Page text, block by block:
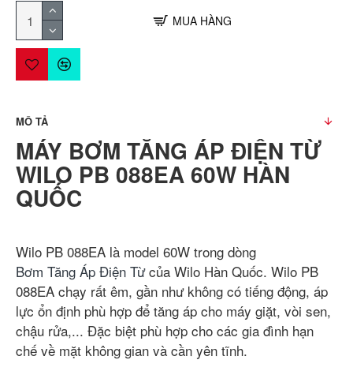
MUA HÀNG
MÔ TẢ
MÁY BƠM TĂNG ÁP ĐIỆN TỪ
WILO PB 088EA 60W HÀN
QUỐC
Wilo PB 088EA là model 60W trong dòng
Bơm Tăng Áp Điện Từcủa Wilo Hàn Quốc. Wilo PB
088EA chạy rất êm, gần như không có tiếng động, áp
lực ổn định phù hợp để tăng áp cho máy giặt, vòi sen,
chậu rửa,... Đặc biệt phù hợp cho các gia đình hạn
chế về mặt không gian và cần yên tĩnh.